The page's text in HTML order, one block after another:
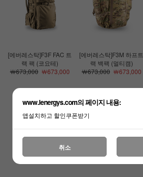
[에버레스탁]F3F FAC 트
랙 팩 (코요테)
￦673,000￦673,000
[에버레스탁]F3M 하프트
랙 백팩 (멀티캠)
￦673,000￦673,000
www.lenergys.com의 페이지 내용:
앱설치하고 할인쿠폰받기
취소